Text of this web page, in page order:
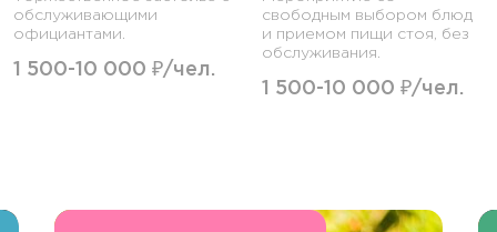
обслуживающими
официантами.
1 500-10 000 ₽/чел.
свободным выбором блюд
и приемом пищи стоя, без
обслуживания.
1 500-10 000 ₽/чел.